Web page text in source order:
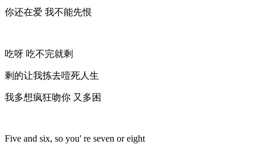
你还在爱 我不能先恨
吃呀 吃不完就剩
剩的让我拣去噎死人生
我多想疯狂吻你 又多困
Five and six, so you' re seven or eight